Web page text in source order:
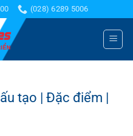
(028) 6289 5006
tạo | Đặc điểm |